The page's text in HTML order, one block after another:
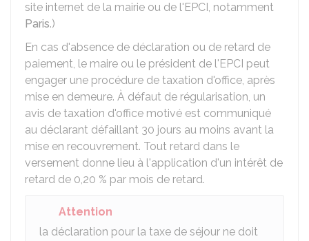
site internet de la mairie ou de l'EPCI, notamment
Paris.)
En cas d'absence de déclaration ou de retard de
paiement, le maire ou le président de l'EPCI peut
engager une procédure de taxation d'office, après
mise en demeure. À défaut de régularisation, un
avis de taxation d'office motivé est communiqué
au déclarant défaillant 30 jours au moins avant la
mise en recouvrement. Tout retard dans le
versement donne lieu à l'application d'un intérêt de
retard de 0,20 % par mois de retard.
Attention
la déclaration pour la taxe de séjour ne doit